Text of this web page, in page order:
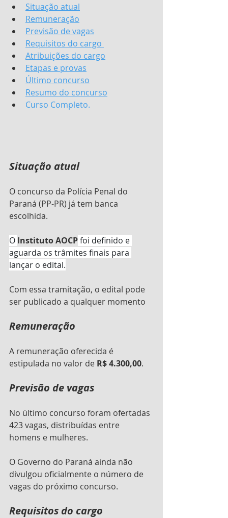
Situação atual
Remuneração
Previsão de vagas
Requisitos do cargo
Atribuições do cargo
Etapas e provas
Último concurso
Resumo do concurso
Curso Completo.
Situação atual
O concurso da Polícia Penal do
Paraná (PP-PR) já tem banca
escolhida.
O Instituto AOCP foi definido e
aguarda os trâmites finais para
lançar o edital.
Com essa tramitação, o edital pode
ser publicado a qualquer momento
Remuneração
A remuneração oferecida é
estipulada no valor de R$ 4.300,00.
Previsão de vagas
No último concurso foram ofertadas
423 vagas, distribuídas entre
homens e mulheres.
O Governo do Paraná ainda não
divulgou oficialmente o número de
vagas do próximo concurso.
Requisitos do cargo